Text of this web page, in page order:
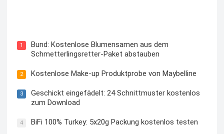
1
Bund: Kostenlose Blumensamen aus dem
Schmetterlingsretter-Paket abstauben
2 Kostenlose Make-up Produktprobe von Maybelline
3
Geschickt eingefädelt: 24 Schnittmuster kostenlos
zum Download
4 BiFi 100% Turkey: 5x20g Packung kostenlos testen